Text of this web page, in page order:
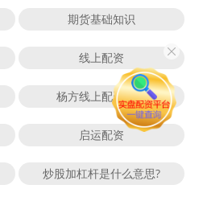
期货基础知识
线上配资
杨方线上配资股票
启运配资
炒股加杠杆是什么意思?